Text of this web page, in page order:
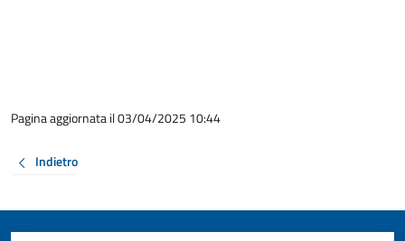
Pagina aggiornata il 03/04/2025 10:44
Indietro